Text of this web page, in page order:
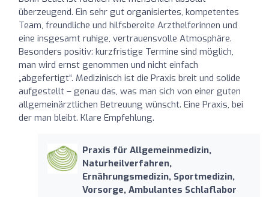
überzeugend. Ein sehr gut organisiertes, kompetentes
Team, freundliche und hilfsbereite Arzthelferinnen und
eine insgesamt ruhige, vertrauensvolle Atmosphäre.
Besonders positiv: kurzfristige Termine sind möglich,
man wird ernst genommen und nicht einfach
„abgefertigt“. Medizinisch ist die Praxis breit und solide
aufgestellt – genau das, was man sich von einer guten
allgemeinärztlichen Betreuung wünscht. Eine Praxis, bei
der man bleibt. Klare Empfehlung.
Praxis für Allgemeinmedizin,
Naturheilverfahren,
Ernährungsmedizin, Sportmedizin,
Vorsorge, Ambulantes Schlaflabor